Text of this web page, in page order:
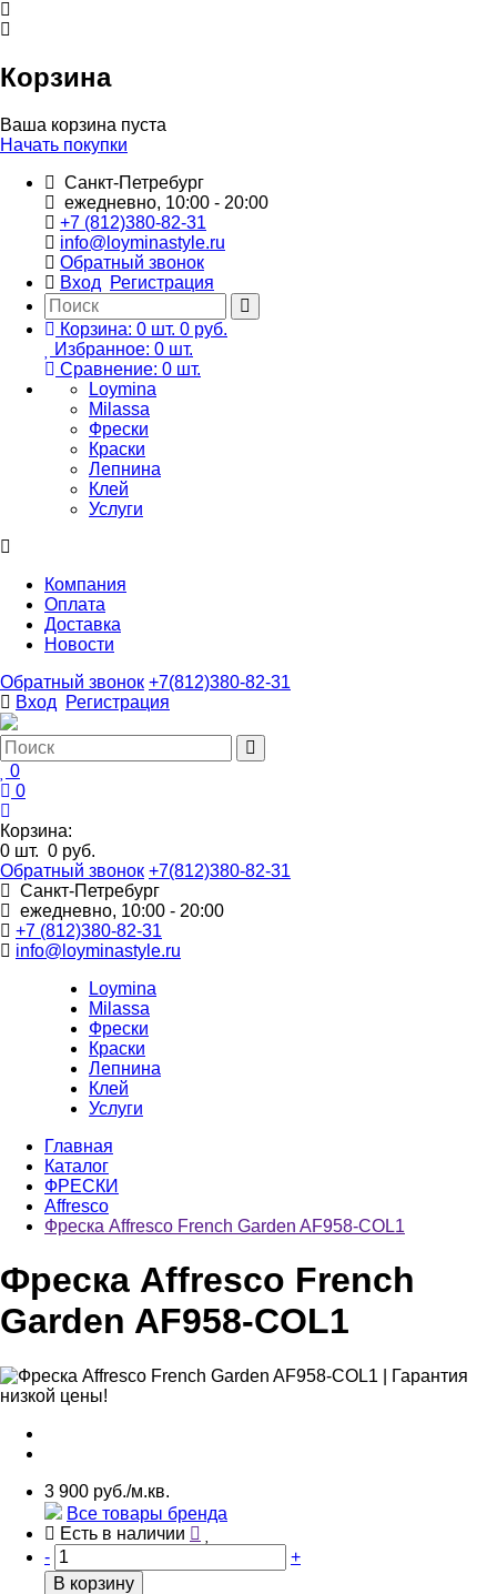
Корзина
Ваша корзина пуста
Начать покупки
Санкт-Петребург
ежедневно, 10:00 - 20:00
+7 (812)380-82-31
info@loyminastyle.ru
Обратный звонок
Вход
Регистрация
Корзина: 0 шт. 0 руб.
Избранное: 0 шт.
Сравнение: 0 шт.
Loymina
Milassa
Фрески
Краски
Лепнина
Клей
Услуги
Компания
Оплата
Доставка
Новости
Обратный звонок +7(812)380-82-31
Вход
Регистрация
0
0
Корзина:
0 шт. 0 руб.
Обратный звонок +7(812)380-82-31
Санкт-Петребург
ежедневно, 10:00 - 20:00
+7 (812)380-82-31
info@loyminastyle.ru
Loymina
Milassa
Фрески
Краски
Лепнина
Клей
Услуги
Главная
Каталог
ФРЕСКИ
Affresco
Фреска Affresco French Garden AF958-COL1
Фреска Affresco French
Garden AF958-COL1
3 900 руб./м.кв.
Все товары бренда
Есть в наличии
-
+
В корзину